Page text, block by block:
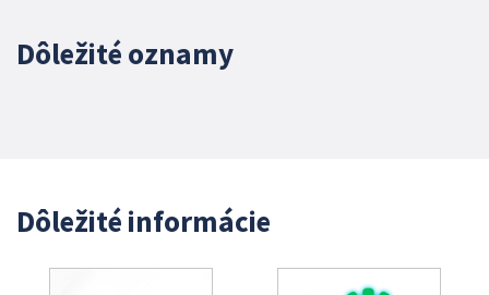
Dôležité oznamy
Dôležité informácie